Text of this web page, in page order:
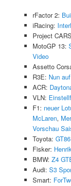
rFactor 2:
iRacing:
Project
MotoGP 13:
Video
Assetto
R3E: Nun
ACR:
VLN:
F1: neuer
McLaren,
Vorschau
Toyota:
Fisker:
BMW: Z4
Audi: S3
Smart: